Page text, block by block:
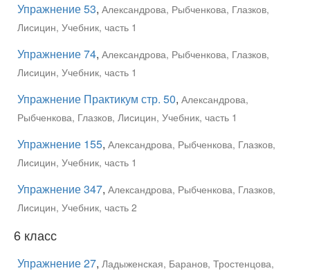
Упражнение 53, Александрова, Рыбченкова, Глазков,
Лисицин, Учебник, часть 1
Упражнение 74, Александрова, Рыбченкова, Глазков,
Лисицин, Учебник, часть 1
Упражнение Практикум стр. 50, Александрова,
Рыбченкова, Глазков, Лисицин, Учебник, часть 1
Упражнение 155, Александрова, Рыбченкова, Глазков,
Лисицин, Учебник, часть 1
Упражнение 347, Александрова, Рыбченкова, Глазков,
Лисицин, Учебник, часть 2
6 класс
Упражнение 27, Ладыженская, Баранов, Тростенцова,